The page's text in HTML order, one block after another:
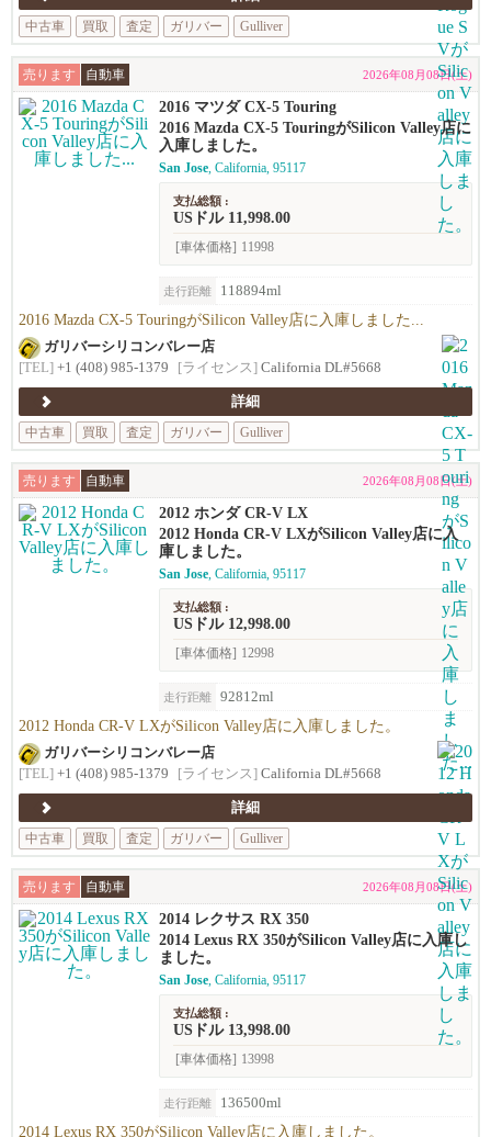
中古車
買取 査定 ガリバー Gulliver
売ります 自動車 2026年08月08日(土)
2016 マツダ CX-5 Touring
2016 Mazda CX-5 TouringがSilicon Valley店に
入庫しました。
San Jose, California, 95117
支払総額 :
USドル 11,998.00
[車体価格] 11998
走行距離 118894ml
2016 Mazda CX-5 TouringがSilicon Valley店に入庫しました...
ガリバーシリコンバレー店
[TEL] +1 (408) 985-1379 [ライセンス] California DL#5668
詳細
中古車
買取 査定 ガリバー Gulliver
売ります 自動車 2026年08月08日(土)
2012 ホンダ CR-V LX
2012 Honda CR-V LXがSilicon Valley店に入
庫しました。
San Jose, California, 95117
支払総額 :
USドル 12,998.00
[車体価格] 12998
走行距離 92812ml
2012 Honda CR-V LXがSilicon Valley店に入庫しました。
ガリバーシリコンバレー店
[TEL] +1 (408) 985-1379 [ライセンス] California DL#5668
詳細
中古車
買取 査定 ガリバー Gulliver
売ります 自動車 2026年08月08日(土)
2014 レクサス RX 350
2014 Lexus RX 350がSilicon Valley店に入庫し
ました。
San Jose, California, 95117
支払総額 :
USドル 13,998.00
[車体価格] 13998
走行距離 136500ml
2014 Lexus RX 350がSilicon Valley店に入庫しました。